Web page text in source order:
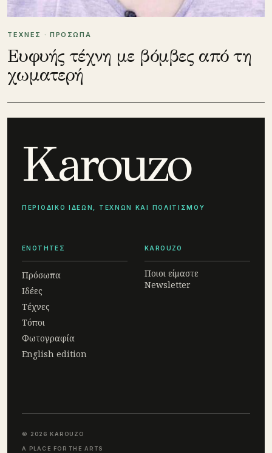
ΤΕΧΝΕΣ · ΠΡΟΣΩΠΑ
Ευφυής τέχνη με βόμβες από τη
χωματερή
Karouzo
ΠΕΡΙΟΔΙΚΟ ΙΔΕΩΝ, ΤΕΧΝΩΝ ΚΑΙ ΠΟΛΙΤΙΣΜΟΥ
ΕΝΟΤΗΤΕΣ
Πρόσωπα
Ιδέες
Τέχνες
Τόποι
Φωτογραφία
English edition
KAROUZO
Ποιοι είμαστε
Newsletter
© 2026 KAROUZO
A PLACE FOR THE ARTS